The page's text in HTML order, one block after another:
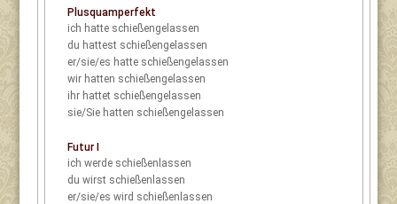
Plusquamperfekt
ich hatte schießengelassen
du hattest schießengelassen
er/sie/es hatte schießengelassen
wir hatten schießengelassen
ihr hattet schießengelassen
sie/Sie hatten schießengelassen
Futur I
ich werde schießenlassen
du wirst schießenlassen
er/sie/es wird schießenlassen